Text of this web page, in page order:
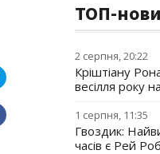
ТОП-
2 серпня, 20:22
Кріштіану
весілля року
1 серпня, 11:35
Гвоздик:
часів є Рей